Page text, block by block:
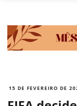
15 DE FEVEREIRO DE